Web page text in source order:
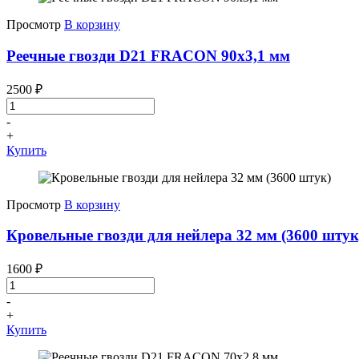
Просмотр В корзину
Реечные гвозди D21 FRACON 90x3,1 мм
2500 ₽
-
+
Купить
Просмотр В корзину
Кровельные гвозди для нейлера 32 мм (3600
1600 ₽
-
+
Купить